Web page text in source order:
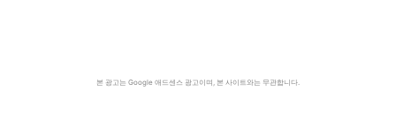
본 광고는 Google 애드센스 광고이며, 본 사이트와는 무관합니다.